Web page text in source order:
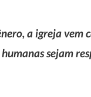
a igreja
sejam